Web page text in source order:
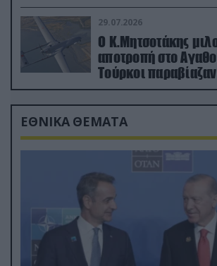
29.07.2026
Ο Κ.Μητσοτάκης
αποτροπή στο
Τούρκοι
drone
ΕΘΝΙΚΑ ΘΕΜΑΤΑ